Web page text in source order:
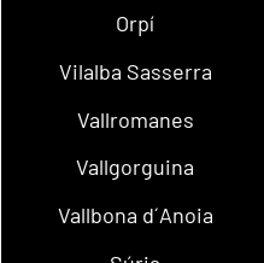
Orpí
Vilalba Sasserra
Vallromanes
Vallgorguina
Vallbona d´Anoia